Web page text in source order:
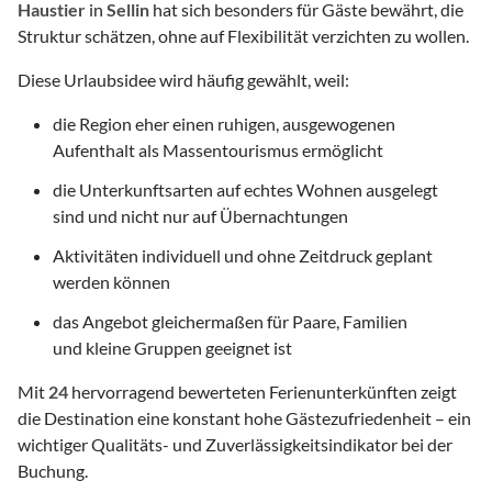
Haustier in Sellin hat sich besonders für Gäste bewährt, die
Struktur schätzen, ohne auf Flexibilität verzichten zu wollen.
Diese Urlaubsidee wird häufig gewählt, weil:
die Region eher einen ruhigen, ausgewogenen
Aufenthalt als Massentourismus ermöglicht
die Unterkunftsarten auf echtes Wohnen ausgelegt
sind und nicht nur auf Übernachtungen
Aktivitäten individuell und ohne Zeitdruck geplant
werden können
das Angebot gleichermaßen für Paare, Familien
und kleine Gruppen geeignet ist
Mit 24 hervorragend bewerteten Ferienunterkünften zeigt
die Destination eine konstant hohe Gästezufriedenheit – ein
wichtiger Qualitäts- und Zuverlässigkeitsindikator bei der
Buchung.